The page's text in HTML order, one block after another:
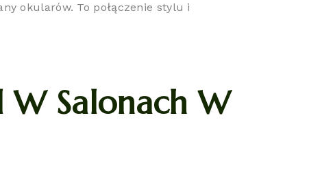
okularów. To połączenie stylu i
Salonach W